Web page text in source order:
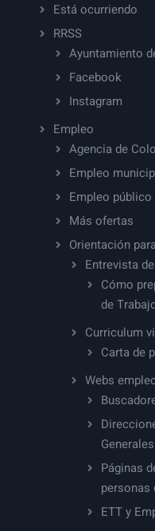
Está ocurriendo
RRSS
Ayuntamiento
Facebook
Instagram
Empleo
Agencia de
Empleo
Empleo público
Más ofertas
Orientación
Entrevista
Cómo
de
Curriculum
Carta de
Webs
Generales
Páginas
personas
ETT y